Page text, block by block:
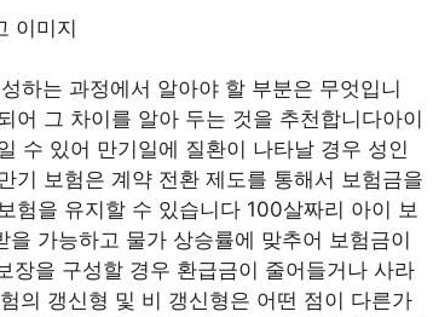
하는 과정에서 알아야 할 부분은 무엇입니
그 차이를 알아 두는 것을 추천합니다아이
수 있어 만기일에 질환이 나타날 경우 성인
기 보험은 계약 전환 제도를 통해서 보험금을
험을 유지할 수 있습니다 100살짜리 아이 보
가능하고 물가 상승률에 맞추어 보험금이
장을 구성할 경우 환급금이 줄어들거나 사라
의 갱신형 및 비 갱신형은 어떤 점이 다른가